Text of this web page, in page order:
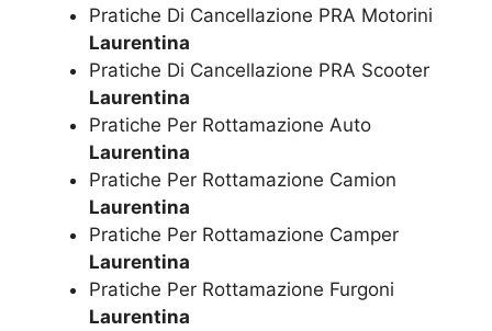
Pratiche Di Cancellazione PRA Motorini
Laurentina
Pratiche Di Cancellazione PRA Scooter
Laurentina
Pratiche Per Rottamazione Auto
Laurentina
Pratiche Per Rottamazione Camion
Laurentina
Pratiche Per Rottamazione Camper
Laurentina
Pratiche Per Rottamazione Furgoni
Laurentina